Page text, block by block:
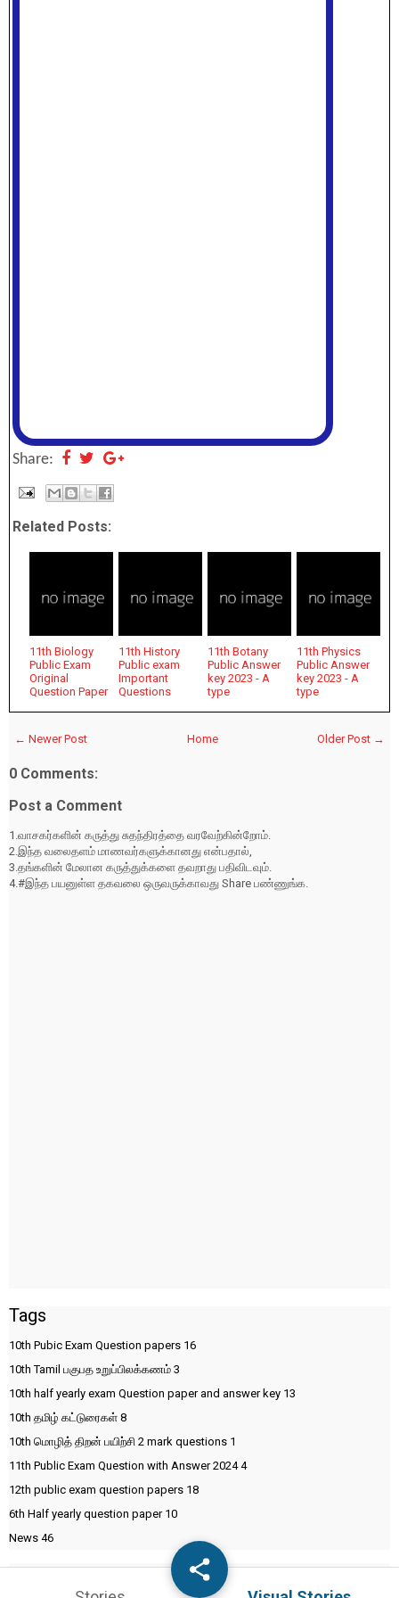
Share:
Related Posts:
11th Biology
Public Exam
Original
Question Paper
11th History
Public exam
Important
Questions
11th Botany
Public Answer
key 2023 - A
type
11th Physics
Public Answer
key 2023 - A
type
← Newer Post Older Post →
Home
0 Comments:
Post a Comment
1.வாசகர்களின் கருத்து சுதந்திரத்தை வரவேற்கின்றோம்.
2.இந்த வலைதளம் மாணவர்களுக்கானது என்பதால்,
3.தங்களின் மேலான கருத்துக்களை தவறாது பதிவிடவும்.
4.#இந்த பயனுள்ள தகவலை ஒருவருக்காவது Share பண்ணுங்க.
Tags
10th Pubic Exam Question papers 16
10th Tamil பகுபத உறுப்பிலக்கணம் 3
10th half yearly exam Question paper and answer key 13
10th தமிழ் கட்டுரைகள் 8
10th மொழித் திறன் பயிற்சி 2 mark questions 1
11th Public Exam Question with Answer 20244
12th public exam question papers 18
6th Half yearly question paper 10
News 46